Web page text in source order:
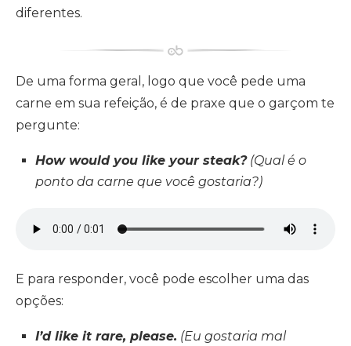
diferentes.
De uma forma geral, logo que você pede uma
carne em sua refeição, é de praxe que o garçom te
pergunte:
How would you like your steak?(Qual é o
ponto da carne que você gostaria?)
E para responder, você pode escolher uma das
opções:
I’d like it rare, please. (Eu gostaria mal